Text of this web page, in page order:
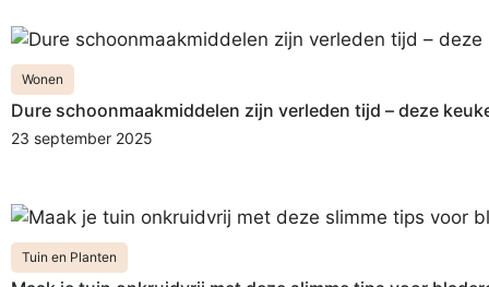
Wonen
Dure schoonmaakmiddelen zijn verleden tijd – deze
23 september 2025
Tuin en Planten